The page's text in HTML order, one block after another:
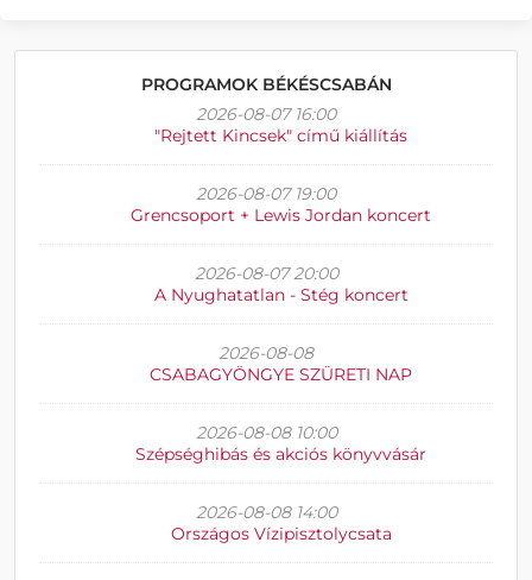
PROGRAMOK BÉKÉSCSABÁN
2026-08-07 16:00
"Rejtett Kincsek" című kiállítás
2026-08-07 19:00
Grencsoport + Lewis Jordan koncert
2026-08-07 20:00
A Nyughatatlan - Stég koncert
2026-08-08
CSABAGYÖNGYE SZÜRETI NAP
2026-08-08 10:00
Szépséghibás és akciós könyvvásár
2026-08-08 14:00
Országos Vízipisztolycsata